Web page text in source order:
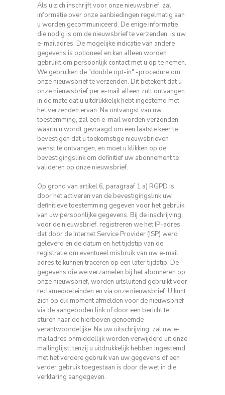
Als u zich inschrijft voor onze nieuwsbrief, zal
informatie over onze aanbiedingen regelmatig aan
u worden gecommuniceerd. De enige informatie
die nodig is om de nieuwsbrief te verzenden, is uw
e-mailadres. De mogelijke indicatie van andere
gegevens is optioneel en kan alleen worden
gebruikt om persoonlijk contact met u op te nemen.
We gebruiken de "double opt-in" -procedure om
onze nieuwsbrief te verzenden. Dit betekent dat u
onze nieuwsbrief per e-mail alleen zult ontvangen
in de mate dat u uitdrukkelijk hebt ingestemd met
het verzenden ervan. Na ontvangst van uw
toestemming, zal een e-mail worden verzonden
waarin u wordt gevraagd om een ​​laatste keer te
bevestigen dat u toekomstige nieuwsbrieven
wenst te ontvangen, en moet u klikken op de
bevestigingslink om definitief uw abonnement te
valideren op onze nieuwsbrief.
Op grond van artikel 6, paragraaf 1 a) RGPD is
door het activeren van de bevestigingslink uw
definitieve toestemming gegeven voor het gebruik
van uw persoonlijke gegevens. Bij de inschrijving
voor de nieuwsbrief, registreren we het IP-adres
dat door de Internet Service Provider (ISP) werd
geleverd en de datum en het tijdstip van de
registratie om eventueel misbruik van uw e-mail
adres te kunnen traceren op een later tijdstip. De
gegevens die we verzamelen bij het abonneren op
onze nieuwsbrief, worden uitsluitend gebruikt voor
reclamedoeleinden en via onze nieuwsbrief. U kunt
zich op elk moment afmelden voor de nieuwsbrief
via de aangeboden link of door een bericht te
sturen naar de hierboven genoemde
verantwoordelijke. Na uw uitschrijving, zal uw e-
mailadres onmiddellijk worden verwijderd uit onze
mailinglijst, tenzij u uitdrukkelijk hebben ingestemd
met het verdere gebruik van uw gegevens of een
verder gebruik toegestaan is ​​door de wet in die
verklaring aangegeven.